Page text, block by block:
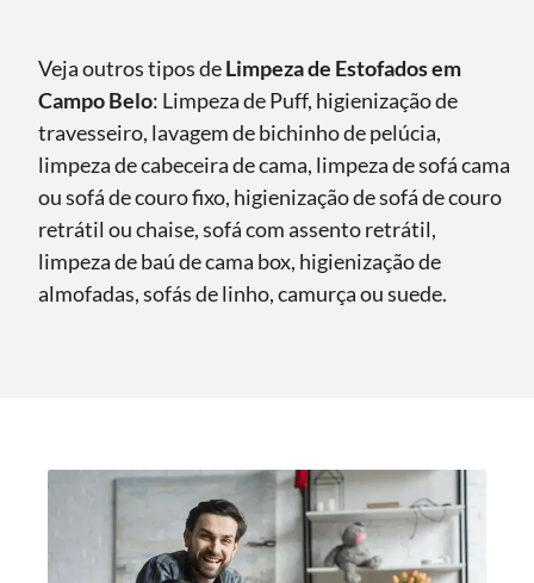
Veja outros tipos deLimpeza de Estofados em
Campo Belo: Limpeza de Puff, higienização de
travesseiro, lavagem de bichinho de pelúcia,
limpeza de cabeceira de cama, limpeza de sofá cama
ou sofá de couro fixo, higienização de sofá de couro
retrátil ou chaise, sofá com assento retrátil,
limpeza de baú de cama box, higienização de
almofadas, sofás de linho, camurça ou suede.